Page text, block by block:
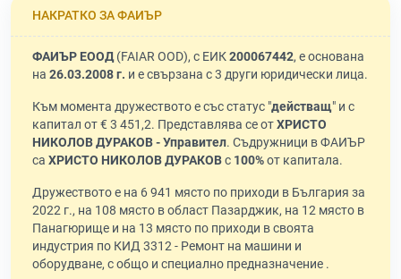
НАКРАТКО ЗА ФАИЪР
ФАИЪР ЕООД(FAIAR OOD), с ЕИК200067442, е основана
на 26.03.2008 г. и е свързана с 3 други юридически лица.
Към момента дружеството е със статус "действащ" и с
капитал от € 3 451,2. Представлява се отХРИСТО
НИКОЛОВ ДУРАКОВ - Управител. Съдружници в ФАИЪР
са ХРИСТО НИКОЛОВ ДУРАКОВс 100%от капитала.
Дружеството е на 6 941 място по приходи в България за
2022 г., на 108 място в област Пазарджик, на 12 място в
Панагюрище и на 13 място по приходи в своята
индустрия по КИД 3312 - Ремонт на машини и
оборудване, с общо и специално предназначение .